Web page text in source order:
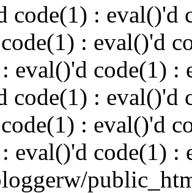
code(1) : eval()'d
: eval()'d
eval()'d code(1) :
code(1) : eval()'d
: eval()'d
eval()'d code(1) :